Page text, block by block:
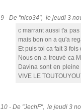
9 - De "nico34", le jeudi 3
c marrant aussi t'a
mais bon on a qu'a
Et puis toi ca fait 3 fois
Nous on a trouvé ca
Davina sont en
VIVE LE
10 - De "JechF", le jeudi 3